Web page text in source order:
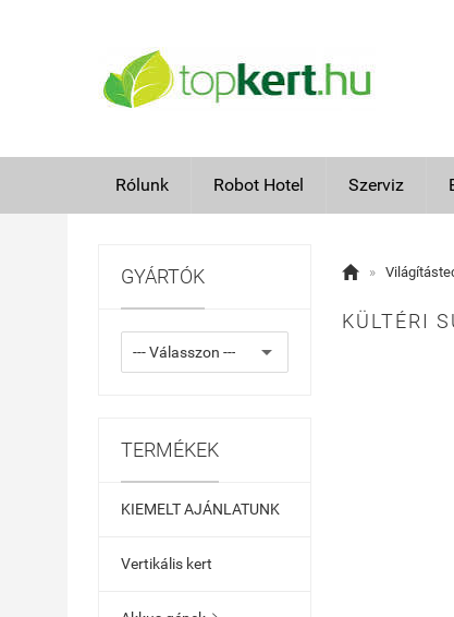
Rólunk Robot Hotel Szerviz
GYÁRTÓK
TERMÉKEK
KIEMELT AJÁNLATUNK
Vertikális kert
 »
KÜLTÉRI